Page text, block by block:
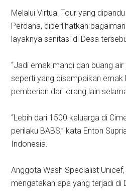
Melalui Virtual Tour yang
Perdana, diperlihatkan
layaknya sanitasi di Desa
“Jadi emak mandi dan buang
seperti yang disampaikan emak
pemberian dari orang lain
“Lebih dari 1500 keluarga di
perilaku BABS,” kata Enton
Indonesia.
Anggota Wash Specialist
mengatakan apa yang terjadi di